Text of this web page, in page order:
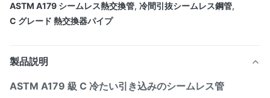
ASTM A179 シームレス熱交換管, 冷間引抜シームレス鋼管,
C グレード 熱交換器パイプ
製品説明
ASTM A179 級 C 冷たい引き込みのシームレス管